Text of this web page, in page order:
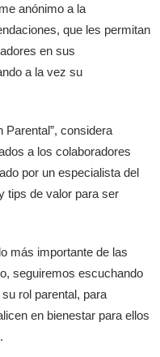
anónimo a la
que les permitan
en sus
a la vez su
Parental”, considera
a los colaboradores
por un especialista del
tips de valor para ser
más importante de las
seguiremos escuchando
rol parental, para
en bienestar para ellos